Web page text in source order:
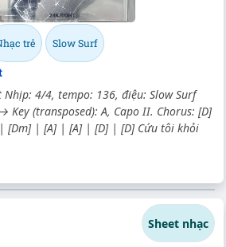
trẻ Slow Surf
Nhịp: 4/4, tempo: 136, điệu: Slow Surf
Key (transposed): A, Capo II. Chorus: [D]
[Dm] | [A] | [A] | [D] | [D] Cứu tôi khỏi
Sheet nhạc